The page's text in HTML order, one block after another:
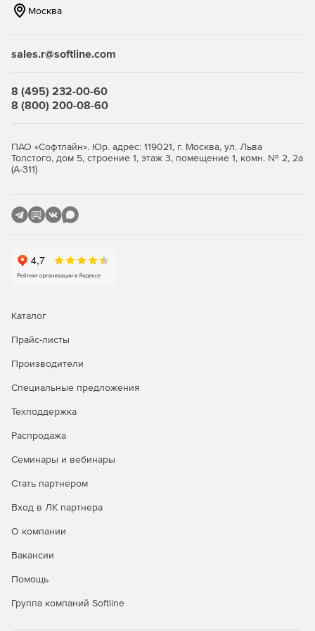
измерительные приборы
для измерения (штангенциркули, микрометры,
Применение технических нормативов и стандартов
(допуски, посадка, точность изготовления).
Чертежи и техническая
документация
Технология слесарной
деятельности
операций.
валов, муфт, осей и подбор соединительных
Гидро-, пневмооборудование и
Устройство и принцип работы гидрооборудования и
пневмоприводов.
эксплуатации гидравлики.
смазки, определение подходящей системы для
Подшипники и соединение
Москва
sales.r@softline.com
8 (495) 232-00-60
8 (800) 200-08-60
ПАО «Софтлайн». Юр. адрес: 119021, г. Москва, ул. Льва
Толстого, дом 5, строение 1, этаж 3, помещение 1, комн. № 2, 2а
(А-311)
Каталог
Прайс-листы
Производители
Специальные предложения
Техподдержка
Распродажа
Семинары и вебинары
Стать партнером
Вход в ЛК партнера
О компании
Вакансии
Помощь
Группа компаний Softline